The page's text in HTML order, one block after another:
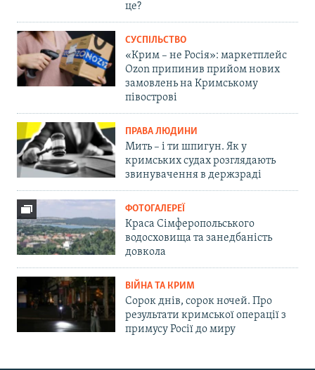
це?
СУСПІЛЬСТВО
«Крим – не Росія»: маркетплейс
Ozon припинив прийом нових
замовлень на Кримському
півострові
ПРАВА ЛЮДИНИ
Мить – і ти шпигун. Як у
кримських судах розглядають
звинувачення в держзраді
ФОТОГАЛЕРЕЇ
Краса Сімферопольського
водосховища та занедбаність
довкола
ВІЙНА ТА КРИМ
Сорок днів, сорок ночей. Про
результати кримської операції з
примусу Росії до миру